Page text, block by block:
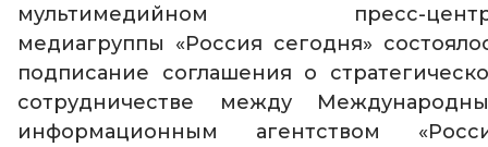
мультимедийном пресс-
медиагруппы «Россия сегодня»
подписание соглашения о
сотрудничестве между
информационным агентством